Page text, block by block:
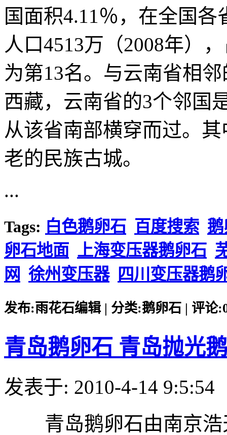
国面积4.11％，在全国
人口4513万（2008年）
为第13名。与云南省相
西藏，云南省的3个邻国
从该省南部横穿而过。
老的民族古城。
...
Tags: 白色鹅卵石 百度搜索
卵石地面 上海变压器鹅卵石
网 徐州变压器 四川变压器鹅
发布:雨花石编辑 | 分类:鹅卵石 | 评论
青岛鹅卵石 青岛抛光
发表于: 2010-4-14 9:5:54
青岛鹅卵石由南京浩